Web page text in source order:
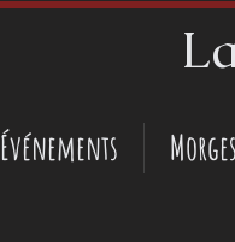
Événements Morges